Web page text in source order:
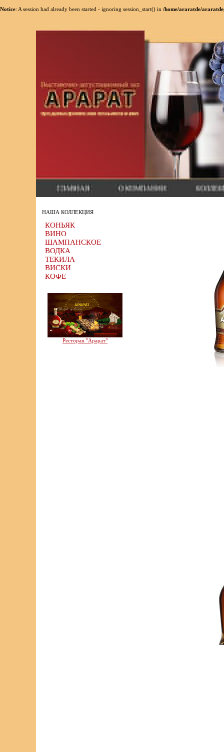
Notice: A session had already been started - ignoring session_start() in /home/araratde/
НАША КОЛЛЕКЦИЯ
КОНЬЯК
ВИНО
ШАМПАНСКОЕ
ВОДКА
ТЕКИЛА
ВИСКИ
КОФЕ
Ресторан "Арарат"